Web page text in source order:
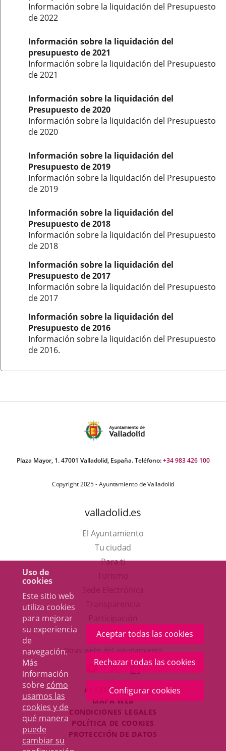
Uso de
cookies
Este sitio web
utiliza cookies
para mejorar
su experiencia
de
navegación.
Más
información
sobre cómo
usamos las
cookies y de
qué manera
puede
cambiar su
Aceptar todas las cookies
Rechazar todas las cookies
Configurar cookies
Información sobre la liquidación del Presupuesto
de 2022
Información sobre la liquidación del
presupuesto de 2021
Información sobre la liquidación del Presupuesto
de 2021
Información sobre la liquidación del
Presupuesto de 2020
Información sobre la liquidación del Presupuesto
de 2020
Información sobre la liquidación del
Presupuesto de 2019
Información sobre la liquidación del Presupuesto
de 2019
Información sobre la liquidación del
Presupuesto de 2018
Información sobre la liquidación del Presupuesto
de 2018
Información sobre la liquidación del
Presupuesto de 2017
Información sobre la liquidación del Presupuesto
de 2017
Información sobre la liquidación del
Presupuesto de 2016
Información sobre la liquidación del Presupuesto
de 2016.
Plaza Mayor, 1. 47001 Valladolid, España. Teléfono:+34 983 426 100
Copyright 2025 - Ayuntamiento de Valladolid
valladolid.es
El Ayuntamiento
Tu ciudad
Para ti
en
una
ventana
nueva.
aplicación
externa.
Otras webs del ayuntamiento
ENLACE
A
UNA
APLICACIÓN
EXTERNA.
ENLACE
A
UNA
APLICACIÓN
EXTERNA.
ENLACE
A
UNA
EXTERNA.
ACCESIBILIDAD
MAPA WEB
CONDICIONES LEGALES
POLÍTICA DE COOKIES
PROTECCIÓN DE DATOS